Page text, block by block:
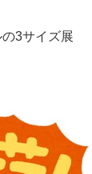
3サイズ展